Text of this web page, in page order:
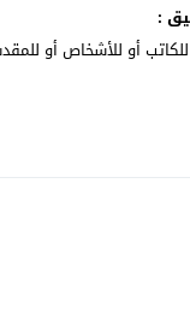
:
أو للأشخاص أو